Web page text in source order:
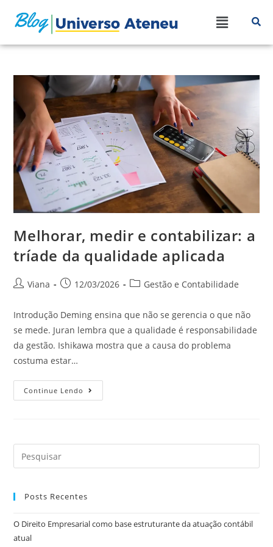
Melhorar, medir e contabilizar: a
tríade da qualidade aplicada
Viana 12/03/2026 Gestão e Contabilidade
Introdução Deming ensina que não se gerencia o que não
se mede. Juran lembra que a qualidade é responsabilidade
da gestão. Ishikawa mostra que a causa do problema
costuma estar…
Continue Lendo
Posts Recentes
O Direito Empresarial como base estruturante da atuação contábil
atual